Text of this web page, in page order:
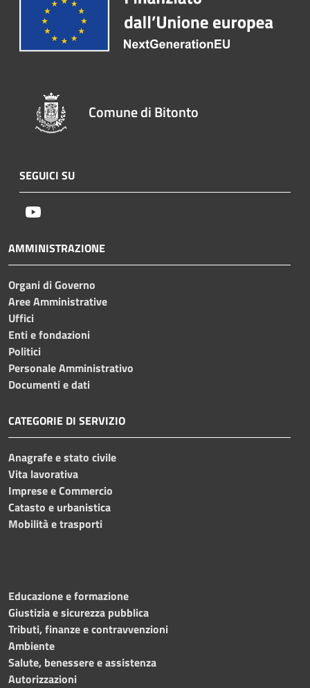
Comune di Bitonto
SEGUICI SU
AMMINISTRAZIONE
Organi di Governo
Aree Amministrative
Uffici
Enti e fondazioni
Politici
Personale Amministrativo
Documenti e dati
CATEGORIE DI SERVIZIO
Anagrafe e stato civile
Vita lavorativa
Imprese e Commercio
Catasto e urbanistica
Mobilità e trasporti
Educazione e formazione
Giustizia e sicurezza pubblica
Tributi, finanze e contravvenzioni
Ambiente
Salute, benessere e assistenza
Autorizzazioni